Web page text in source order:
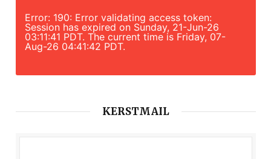
Error: 190: Error validating access token:
Session has expired on Sunday, 21-Jun-26
03:11:41 PDT. The current time is Friday, 07-
Aug-26 04:41:42 PDT.
KERSTMAIL